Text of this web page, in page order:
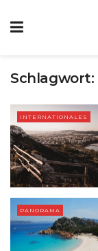
Schlagwort:
INTERNATIONALES
PANORAMA